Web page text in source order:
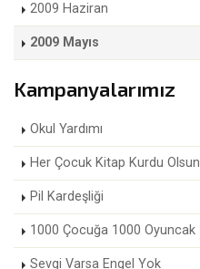
2009 Haziran
2009 Mayıs
Kampanyalarımız
Okul Yardımı
Her Çocuk Kitap Kurdu Olsun
Pil Kardeşliği
1000 Çocuğa 1000 Oyuncak
Sevgi Varsa Engel Yok